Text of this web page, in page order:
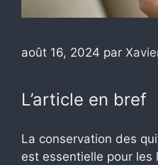
août 16, 2024 par
L’article en bref
La conservation des
est essentielle pour les